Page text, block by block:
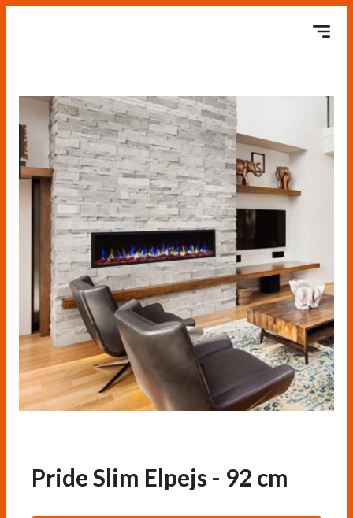
Pride Slim Elpejs - 92 cm